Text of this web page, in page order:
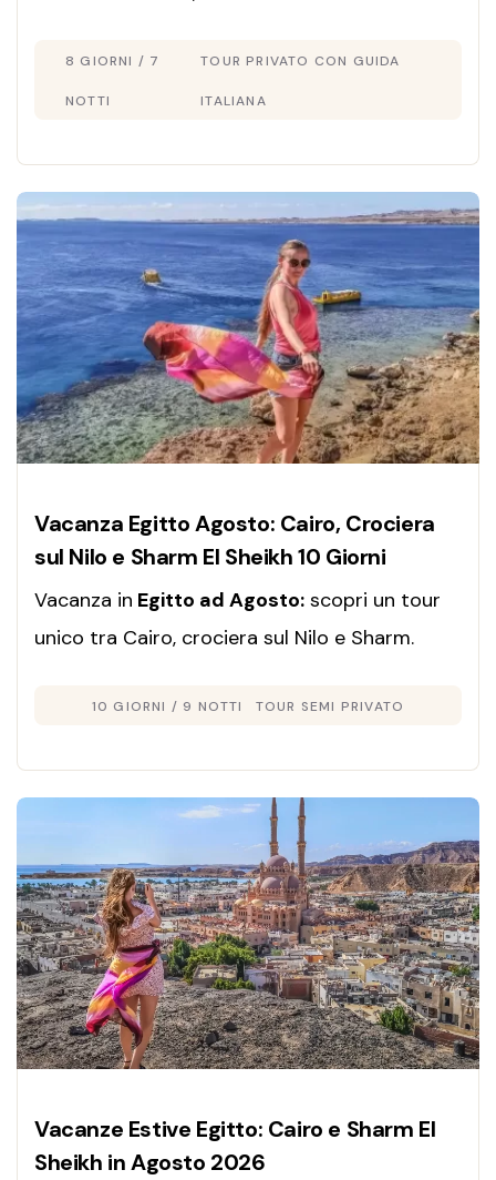
storia, avventura e mare cristallino.
8 GIORNI / 7
NOTTI
TOUR PRIVATO CON GUIDA
ITALIANA
Vacanza Egitto Agosto: Cairo, Crociera
sul Nilo e Sharm El Sheikh 10 Giorni
Vacanza in Egitto ad Agosto: scopri un tour
unico tra Cairo, crociera sul Nilo e Sharm.
per un’estate indimenticabile.
10 GIORNI / 9 NOTTI TOUR SEMI PRIVATO
Vacanze Estive Egitto: Cairo e Sharm El
Sheikh in Agosto 2026